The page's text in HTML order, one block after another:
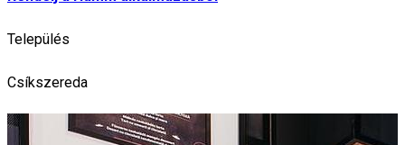
Település
Csíkszereda